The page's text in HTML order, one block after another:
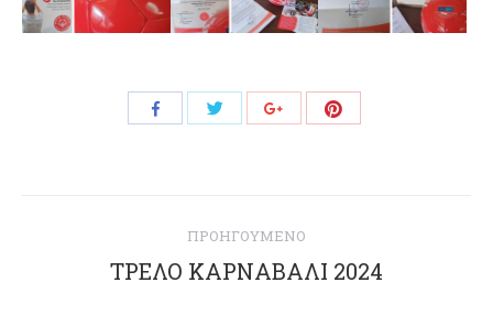
Share
Share
Share
navigation
ΠΡΟΗΓΟΎΜΕΝΟ
Previous
ΤΡΕΛΟ ΚΑΡΝΑΒΑΛΙ 2024